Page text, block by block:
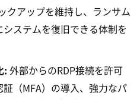
クアップを維持し、ランサム
ステムを復旧できる体制を
: 外部からのRDP接続を許可
証（MFA）の導入、強力なパ